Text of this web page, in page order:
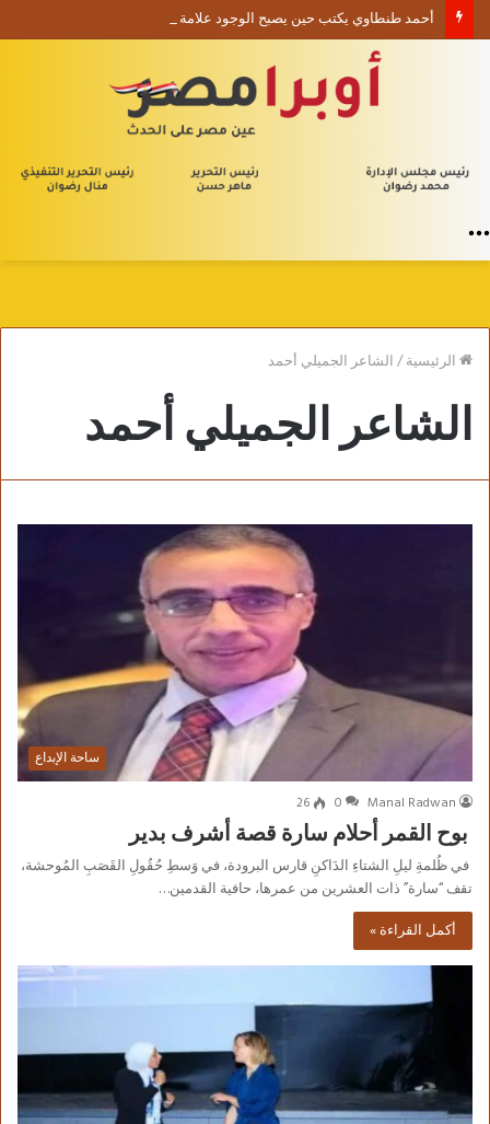
أحمد طنطاوي يكتب حين يصبح الوجود علامة استفهام
الرئيسية/الشاعر الجميلي أحمد
الشاعر الجميلي أحمد
ساحة الإبداع
Manal Radwan
0
26
بوح القمر أحلام سارة قصة أشرف بدير
في ظُلمةِ ليلِ الشتاءِ الدَاكنِ قارس البرودة، في وَسطِ حُقُولِ القَصَبِ المُوحشة،
تقف “سارة” ذات العشرين من عمرها، حافية القدمين…
أكمل القراءة »